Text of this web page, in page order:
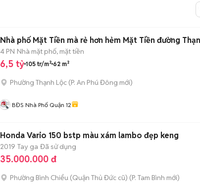
Nhà phố Mặt Tiền mà rẻ hơn hẻm Mặt Tiền đường
4 PN Nhà mặt phố, mặt tiền
6,5 tỷ 105 tr/m² 62 m²
Phường Thạnh Lộc (P. An Phú Đông mới)
BĐS Nhà Phố Quận 12
Honda Vario 150 bstp màu xám lambo đẹp keng
2019 Tay ga Đã sử dụng
35.000.000 đ
Phường Bình Chiểu (Quận Thủ Đức cũ) (P. Tam Bình mới)